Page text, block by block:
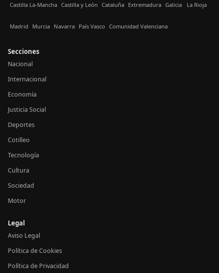
Castilla La-Mancha Castilla y León Cataluña Extremadura Galicia La Rioja
Madrid Murcia Navarra País Vasco Comunidad Valenciana
Secciones
Nacional
Internacional
Economía
Justicia Social
Deportes
Cotilleo
Tecnología
Cultura
Sociedad
Motor
Legal
Aviso Legal
Política de Cookies
Política de Privacidad